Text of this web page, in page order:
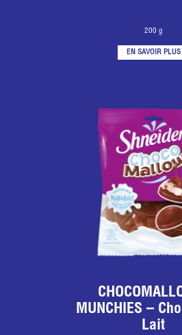
200 g
EN SAVOIR PLUS
MUNCHIES –
Lait